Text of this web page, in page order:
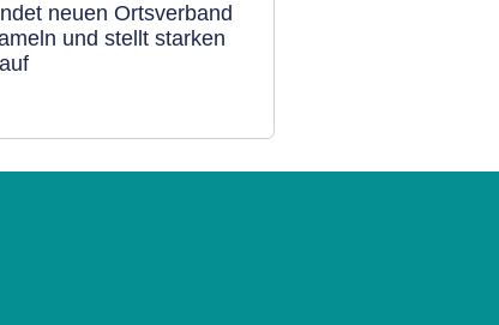
neuen Ortsverband
und stellt starken